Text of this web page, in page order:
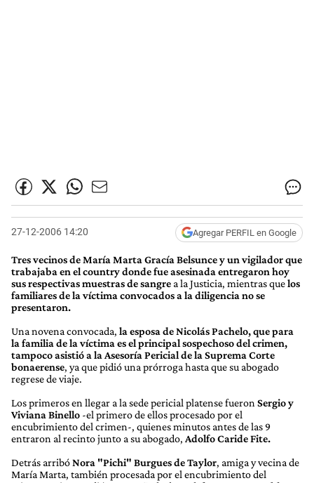
27-12-2006 14:20 Agregar PERFIL en Google
Tres vecinos de María Marta Gracía Belsunce y un vigilador que
trabajaba en el country donde fue asesinada entregaron hoy
sus respectivas muestras de sangre a la Justicia, mientras quelos
familiares de la víctima convocados a la diligencia no se
presentaron.
Una novena convocada, la esposa de Nicolás Pachelo, que para
la familia de la víctima es el principal sospechoso del crimen,
tampoco asistió a la Asesoría Pericial de la Suprema Corte
bonaerense, ya que pidió una prórroga hasta que su abogado
regrese de viaje.
Los primeros en llegar a la sede pericial platense fueron Sergio y
Viviana Binello -el primero de ellos procesado por el
encubrimiento del crimen-, quienes minutos antes de las 9
entraron al recinto junto a su abogado, Adolfo Caride Fite.
Detrás arribóNora "Pichi" Burgues de Taylor, amiga y vecina de
María Marta, también procesada por el encubrimiento del